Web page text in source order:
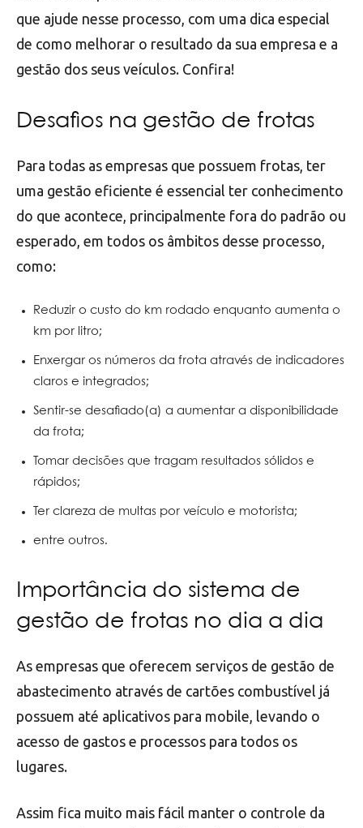
que ajude nesse processo, com uma dica especial
de como melhorar o resultado da sua empresa e a
gestão dos seus veículos. Confira!
Desafios na gestão de frotas
Para todas as empresas que possuem frotas, ter
uma gestão eficiente é essencial ter conhecimento
do que acontece, principalmente fora do padrão ou
esperado, em todos os âmbitos desse processo,
como:
Reduzir o custo do km rodado enquanto aumenta o
km por litro;
Enxergar os números da frota através de indicadores
claros e integrados;
Sentir-se desafiado(a) a aumentar a disponibilidade
da frota;
Tomar decisões que tragam resultados sólidos e
rápidos;
Ter clareza de multas por veículo e motorista;
entre outros.
Importância do sistema de
gestão de frotas no dia a dia
As empresas que oferecem serviços de gestão de
abastecimento através de cartões combustível já
possuem até aplicativos para mobile, levando o
acesso de gastos e processos para todos os
lugares.
Assim fica muito mais fácil manter o controle da